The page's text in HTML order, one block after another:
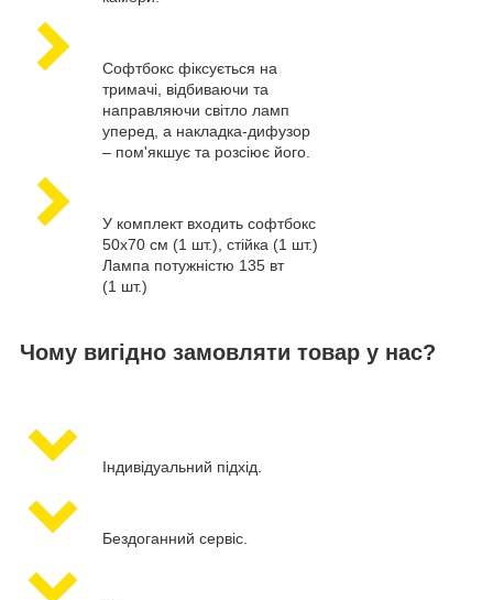
Софтбокс фіксується на
тримачі, відбиваючи та
направляючи світло ламп
уперед, а накладка-дифузор
– пом'якшує та розсіює його.
У комплект входить софтбокс
50х70 см (1 шт.), стійка (1 шт.)
Лампа потужністю 135 вт
(1 шт.)
Чому вигідно замовляти товар у нас?
Індивідуальний підхід.
Бездоганний сервіс.